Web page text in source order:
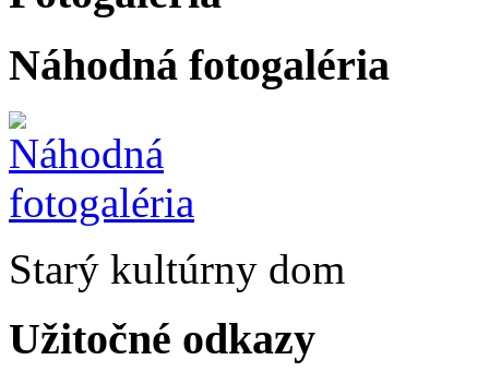
Náhodná fotogaléria
Starý kultúrny dom
Užitočné odkazy